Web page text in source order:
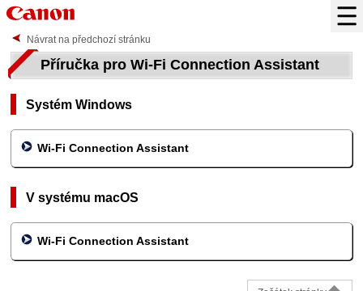
Návrat na předchozí stránku
Příručka proWi-Fi Connection Assistant
SystémWindows
Wi-Fi Connection Assistant
V systému macOS
Wi-Fi Connection Assistant